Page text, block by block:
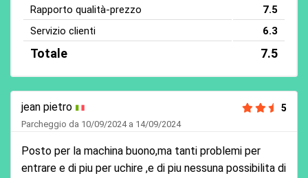
Rapporto qualità-prezzo
7.5
Servizio clienti
6.3
Totale 7.5
jean pietro 5
Parcheggio da 10/09/2024 a 14/09/2024
Posto per la machina buono,ma tanti problemi per
entrare e di piu per uchire ,e di piu nessuna possibilita di